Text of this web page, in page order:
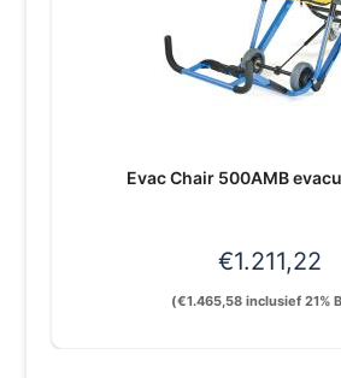
Evac Chair 500AMB
€1.211,22
(€1.465,58inclusief 21%